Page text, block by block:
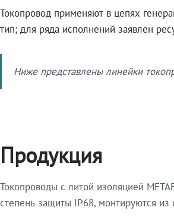
Токопровод применяют в цепях
тип; для ряда исполнений заявлен
Ниже представлены линейки
Продукция
Токопроводы с литой изоляцией
степень защиты IP68, монтируются